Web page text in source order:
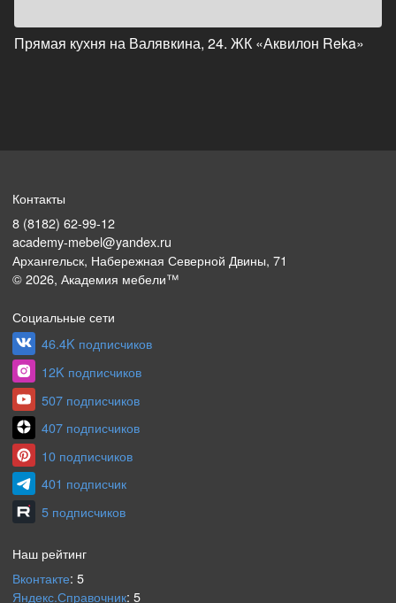
Прямая кухня на Валявкина, 24. ЖК «Аквилон Reka»
Контакты
8 (8182) 62-99-12
academy-mebel@yandex.ru
Архангельск, Набережная Северной Двины, 71
©2026, Академия мебели™
Социальные сети
46.4K подписчиков
12K подписчиков
507 подписчиков
407 подписчиков
10 подписчиков
401 подписчик
5 подписчиков
Наш рейтинг
Вконтакте:5
Яндекс.Справочник:5